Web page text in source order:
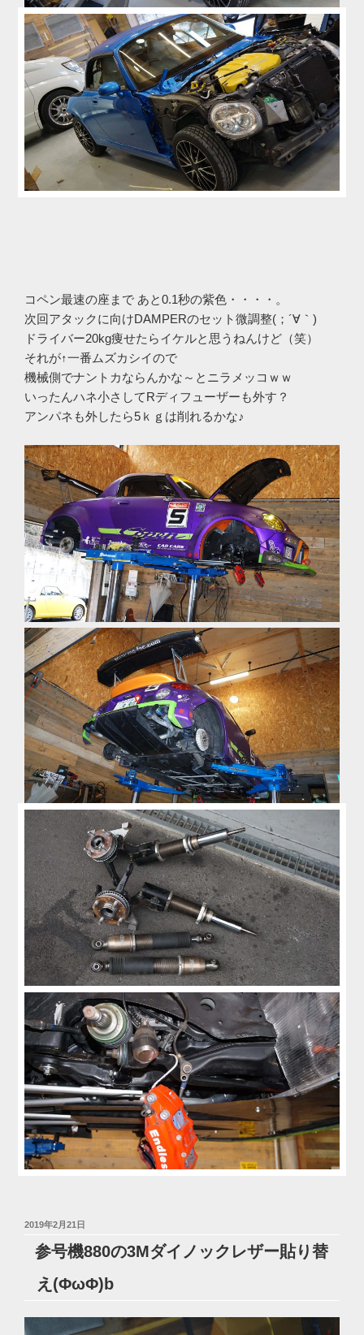
コペン最速の座まで あと0.1秒の紫色・・・・。
次回アタックに向けDAMPERのセット微調整(；´∀｀)
ドライバー20kg痩せたらイケルと思うねんけど（笑）
それが↑一番ムズカシイので
機械側でナントカならんかな～とニラメッコｗｗ
いったんハネ小さしてRディフューザーも外す？
アンパネも外したら5ｋｇは削れるかな♪
投
日:
2019年2月21日
参号機880の3Mダイノックレザー貼り替
え(ΦωΦ)b